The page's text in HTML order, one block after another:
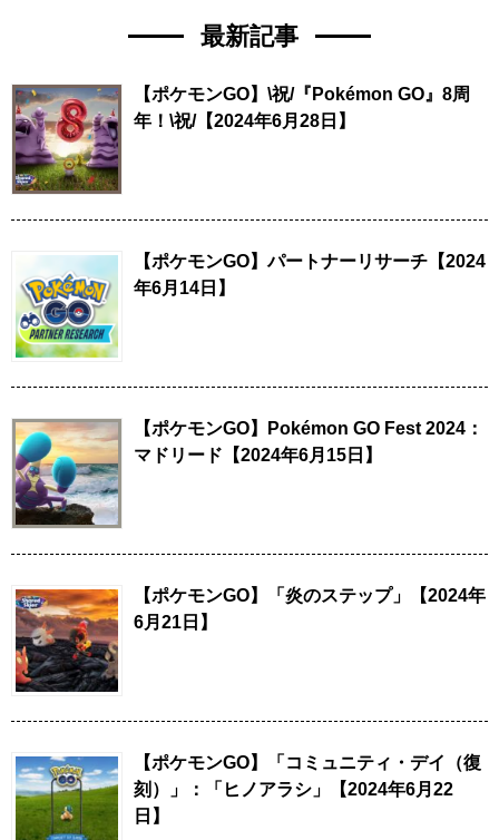
最新記事
【ポケモンGO】\祝/『Pokémon GO』8周
年！\祝/【2024年6月28日】
【ポケモンGO】パートナーリサーチ【2024
年6月14日】
【ポケモンGO】Pokémon GO Fest 2024：
マドリード【2024年6月15日】
【ポケモンGO】「炎のステップ」【2024年
6月21日】
【ポケモンGO】「コミュニティ・デイ（復
刻）」：「ヒノアラシ」【2024年6月22
日】